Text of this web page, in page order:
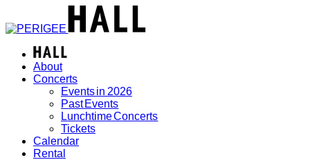
About
Concerts
Events in 2026
Past Events
Lunchtime Concerts
Tickets
Calendar
Rental